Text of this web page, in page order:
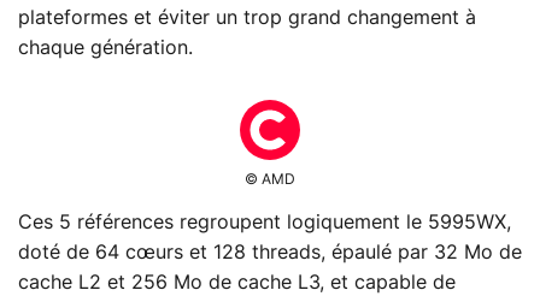
plateformes et éviter un trop grand changement à
chaque génération.
© AMD
Ces 5 références regroupent logiquement le 5995WX,
doté de 64 cœurs et 128 threads, épaulé par 32 Mo de
cache L2 et 256 Mo de cache L3, et capable de